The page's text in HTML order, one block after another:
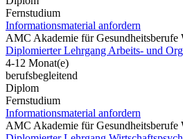
Fernstudium
Informationsmaterial anfordern
AMC Akademie für Gesundheitsberufe
Diplomierter Lehrgang Arbeits- und
4-12 Monat(e)
berufsbegleitend
Diplom
Fernstudium
Informationsmaterial anfordern
AMC Akademie für Gesundheitsberufe